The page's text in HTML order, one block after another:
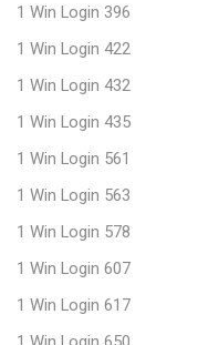
1 Win Login 396
1 Win Login 422
1 Win Login 432
1 Win Login 435
1 Win Login 561
1 Win Login 563
1 Win Login 578
1 Win Login 607
1 Win Login 617